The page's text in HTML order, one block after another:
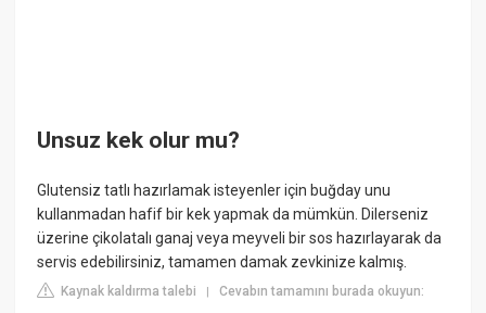
Unsuz kek olur mu?
Glutensiz tatlı hazırlamak isteyenler için buğday unu
kullanmadan hafif bir kek yapmak da mümkün. Dilerseniz
üzerine çikolatalı ganaj veya meyveli bir sos hazırlayarak da
servis edebilirsiniz, tamamen damak zevkinize kalmış.
Kaynak kaldırma talebi |Cevabın tamamını burada okuyun: